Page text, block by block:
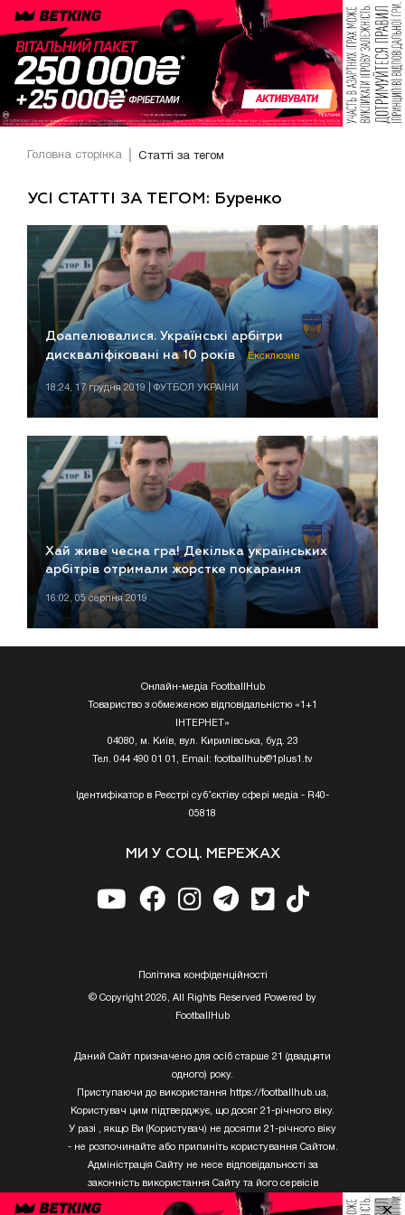
Головна сторінка Статті за тегом
УСІ СТАТТІ ЗА ТЕГОМ: Буренко
Доапелювалися. Українські арбітри
дискваліфіковані на 10 років
Ексклюзив
18:24, 17 грудня 2019 | ФУТБОЛ УКРАЇНИ
Хай живе чесна гра! Декілька українських
арбітрів отримали жорстке покарання
16:02, 05 серпня 2019
Онлайн-медіа FootballHub
Товариство з обмеженою відповідальністю «1+1
ІНТЕРНЕТ»
04080, м. Київ, вул. Кирилівська, буд. 23
Тел. 044 490 01 01, Email: footballhub@1plus1.tv
Ідентифікатор в Реєстрі суб’єктіву сфері медіа - R40-
05818
МИ У СОЦ. МЕРЕЖАХ
Полiтика конфiденцiйностi
© Copyright 2026, All Rights Reserved Powered by
FootballHub
Даний Сайт призначено для осіб старше 21 (двадцяти
одного) року.
Приступаючи до використання https://footballhub.ua,
Користувач цим підтверджує, що досяг 21-річного віку.
У разі , якщо Ви (Користувач) не досягли 21-річного віку
- не розпочинайте або припиніть користування Сайтом.
Адміністрація Сайту не несе відповідальності за
законність використання Сайту та його сервісів
Користувачем, який не досяг 21-річного віку.
×